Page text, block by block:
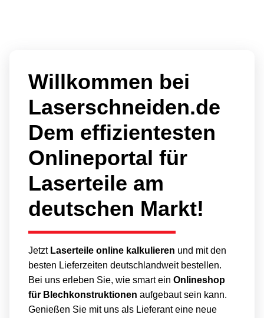
Willkommen bei
Laserschneiden.de
Dem effizientesten
Onlineportal für
Laserteile am
deutschen Markt!
Jetzt Laserteile online kalkulieren und mit den
besten Lieferzeiten deutschlandweit bestellen.
Bei uns erleben Sie, wie smart ein Onlineshop
für Blechkonstruktionen aufgebaut sein kann.
Genießen Sie mit uns als Lieferant eine neue